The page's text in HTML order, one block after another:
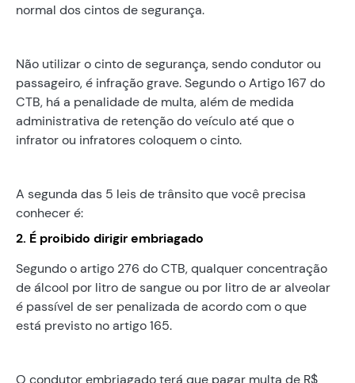
normal dos cintos de segurança.
Não utilizar o cinto de segurança, sendo condutor ou
passageiro, é infração grave. Segundo o Artigo 167 do
CTB, há a penalidade de multa, além de medida
administrativa de retenção do veículo até que o
infrator ou infratores coloquem o cinto.
A segunda das 5 leis de trânsito que você precisa
conhecer é:
2. É proibido dirigir embriagado
Segundo o artigo 276 do CTB, qualquer concentração
de álcool por litro de sangue ou por litro de ar alveolar
é passível de ser penalizada de acordo com o que
está previsto no artigo 165.
O condutor embriagado terá que pagar multa de R$